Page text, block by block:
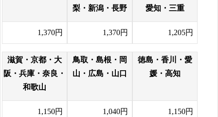
1,370円
梨・新潟・長野
1,370円
愛知・三重
1,205円
滋賀・京都・大
阪・兵庫・奈良・
和歌山
1,150円
鳥取・島根・岡
山・広島・山口
1,040円
徳島・香川・愛
媛・高知
1,150円